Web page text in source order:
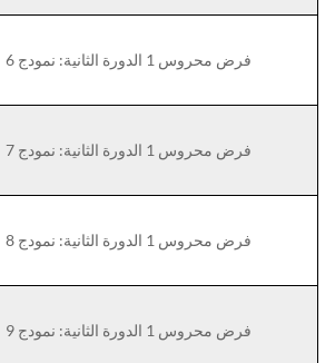
فرض محروس 1 الدورة الثانية: نمودج 6
فرض محروس 1 الدورة الثانية: نمودج 7
فرض محروس 1 الدورة الثانية: نمودج 8
فرض محروس 1 الدورة الثانية: نمودج 9